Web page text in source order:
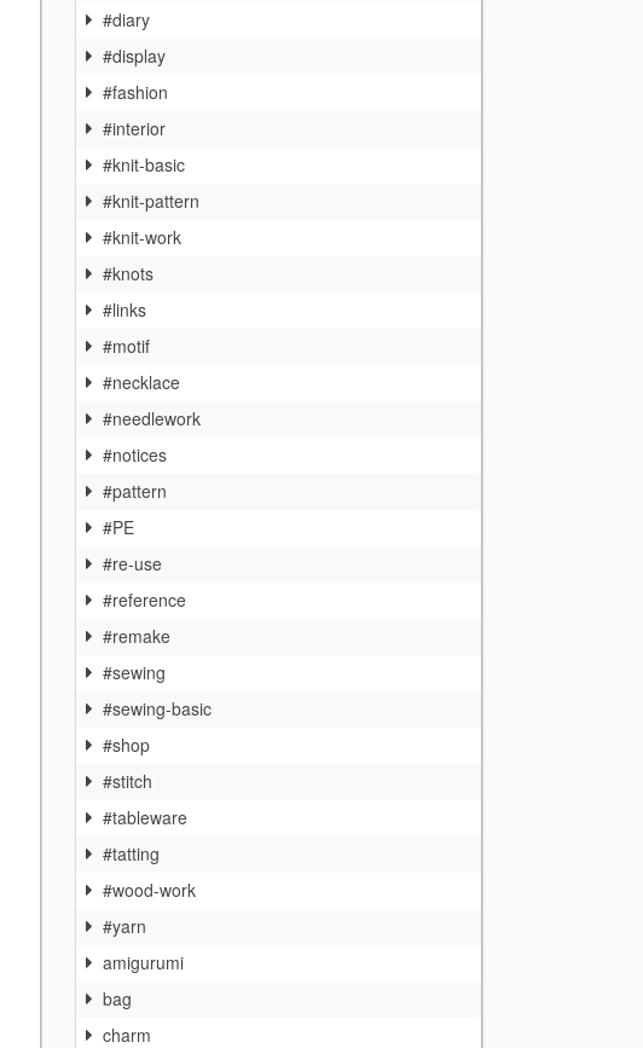
#diary
#display
#fashion
#interior
#knit-basic
#knit-pattern
#knit-work
#knots
#links
#motif
#necklace
#needlework
#notices
#pattern
#PE
#re-use
#reference
#remake
#sewing
#sewing-basic
#shop
#stitch
#tableware
#tatting
#wood-work
#yarn
amigurumi
bag
charm